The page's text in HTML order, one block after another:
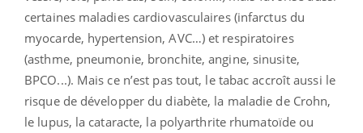
certaines maladies cardiovasculaires (infarctus du
myocarde, hypertension, AVC…) et respiratoires
(asthme, pneumonie, bronchite, angine, sinusite,
BPCO...). Mais ce n’est pas tout, le tabac accroît aussi le
risque de développer du diabète, la maladie de Crohn,
le lupus, la cataracte, la polyarthrite rhumatoïde ou